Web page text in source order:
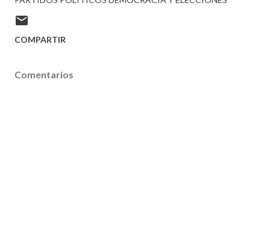
COMPARTIR
Comentarios